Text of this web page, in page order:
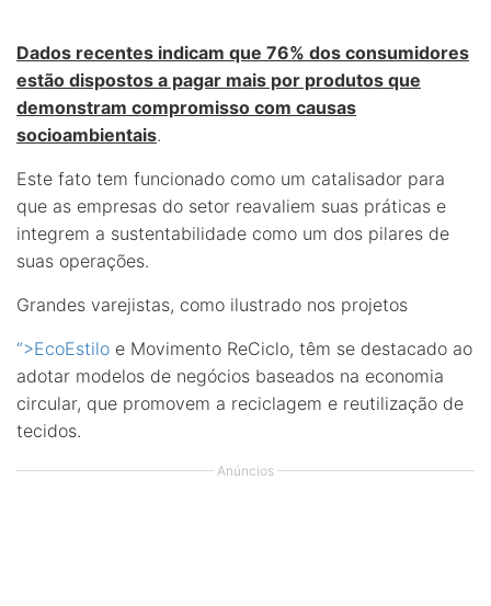
Dados recentes indicam que 76% dos consumidores
estão dispostos a pagar mais por produtos que
demonstram compromisso com causas
socioambientais.
Este fato tem funcionado como um catalisador para
que as empresas do setor reavaliem suas práticas e
integrem a sustentabilidade como um dos pilares de
suas operações.
Grandes varejistas, como ilustrado nos projetos
“>EcoEstilo e Movimento ReCiclo, têm se destacado ao
adotar modelos de negócios baseados na economia
circular, que promovem a reciclagem e reutilização de
tecidos.
Anúncios